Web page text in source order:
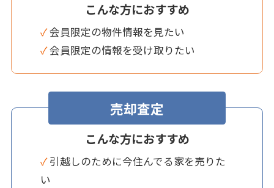
こんな方におすすめ
✓ 会員限定の物件情報を見たい
✓ 会員限定の情報を受け取りたい
売却査定
こんな方におすすめ
✓ 引越しのために今住んでる家を売りた
い